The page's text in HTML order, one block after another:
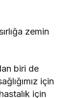
zemin
biri de
için
için